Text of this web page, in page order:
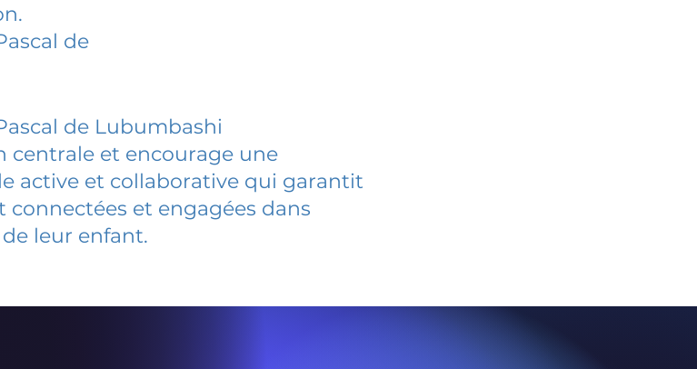
de
de Lubumbashi
centrale et encourage une
active et collaborative qui garantit
connectées et engagées dans
leur enfant.